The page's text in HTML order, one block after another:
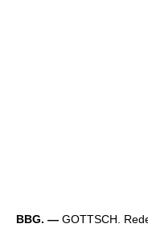
BBG. — GOTTSCH.